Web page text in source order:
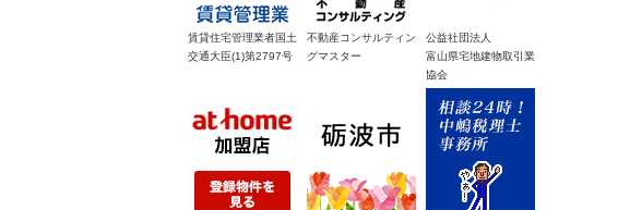
賃貸住宅管理業者国土
交通大臣(1)第2797号
不動産コンサルティン
グマスター
公益社団法人
富山県宅地建物取引業
協会